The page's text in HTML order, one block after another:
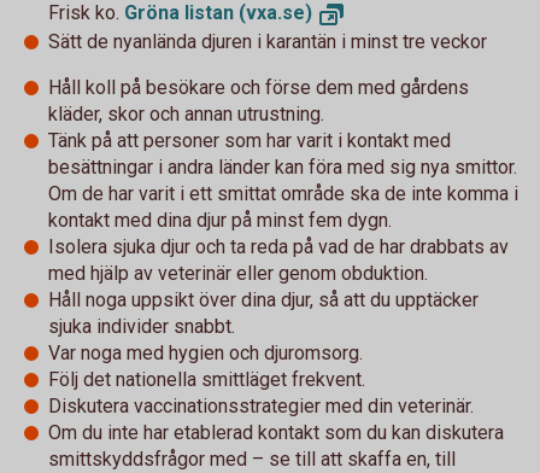
Frisk ko. Gröna listan (vxa.se)
Sätt de nyanlända djuren i karantän i minst tre veckor
Håll koll på besökare och förse dem med gårdens
kläder, skor och annan utrustning.
Tänk på att personer som har varit i kontakt med
besättningar i andra länder kan föra med sig nya smittor.
Om de har varit i ett smittat område ska de inte komma i
kontakt med dina djur på minst fem dygn.
Isolera sjuka djur och ta reda på vad de har drabbats av
med hjälp av veterinär eller genom obduktion.
Håll noga uppsikt över dina djur, så att du upptäcker
sjuka individer snabbt.
Var noga med hygien och djuromsorg.
Följ det nationella smittläget frekvent.
Diskutera vaccinationsstrategier med din veterinär.
Om du inte har etablerad kontakt som du kan diskutera
smittskyddsfrågor med – se till att skaffa en, till